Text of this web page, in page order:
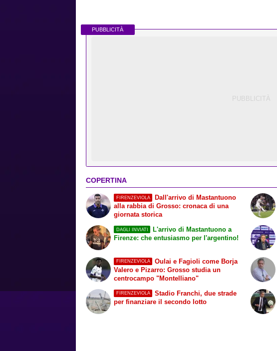
PUBBLICITÀ
COPERTINA
FIRENZEVIOLA
Dall'arrivo di Mastantuono
alla rabbia di Grosso: cronaca di una
giornata storica
DAGLI INVIATI
L'arrivo di Mastantuono a
Firenze: che entusiasmo per l'argentino!
FIRENZEVIOLA
Oulai e Fagioli come Borja
Valero e Pizarro: Grosso studia un
centrocampo "Montelliano"
FIRENZEVIOLA
Stadio Franchi, due strade
per finanziare il secondo lotto